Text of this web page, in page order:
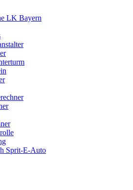
LK Bayern
Sprit-E-Auto